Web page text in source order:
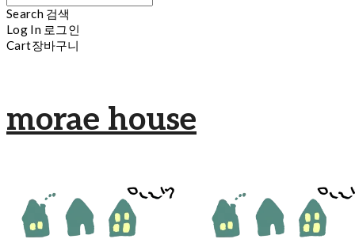
Search 검색
Log In 로그인
Cart장바구니
morae house